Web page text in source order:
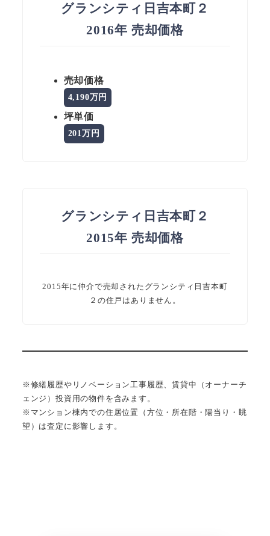
グランシティ日吉本町２
2016年 売却価格
売却価格
4,190万円
坪単価
201万円
グランシティ日吉本町２
2015年 売却価格
2015年に仲介で売却されたグランシティ日吉本町
２の住戸はありません。
※修繕履歴やリノベーション工事履歴、賃貸中（オーナーチ
ェンジ）投資用の物件を含みます。
※マンション棟内での住居位置（方位・所在階・陽当り・眺
望）は査定に影響します。